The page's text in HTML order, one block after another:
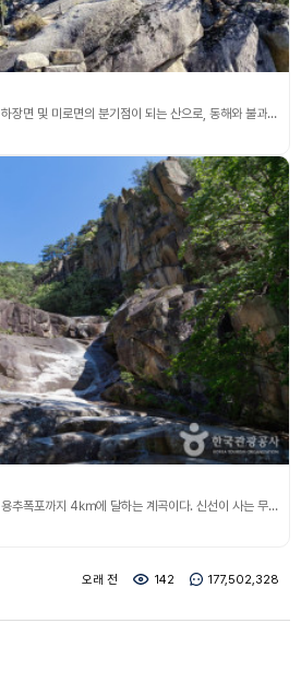
두타산은 동해시 삼화동과 삼척시 하장면 및 미로면의 분기점이 되는 산으로, 동해와 불과 30리 거리에 있어 많은 관광객들이 방문하는 명소이다. 산이름인 ‘두타’는 ‘속세의 번뇌를 버리고 불도 수행을 닦는다’는 뜻이다. 두타산성과 4㎞ 거리를 두고 청옥산과 함께 이어져있으며, 두 산을 연계하여 종주 산행이 가능하다. 두타산성은 동해시 서쪽 먼 곳에 우뚝 솟아 있으며, 과거 봄가을로 기우제를 지내기도 하였으며, 산세가 웅장하고 산림이 우거져 곳곳에 사찰과
두타산과 청옥산 아래 호암소에서 용추폭포까지 4㎞에 달하는 계곡이다. 신선이 사는 무릉도원처럼 아름답다는 의미에서 생긴 ‘무릉계곡’이라는 이름, 국민관광지로 지정된 이력이 계곡의 절경을 뒷받침한다. 계곡에는 무릉반석, 선녀탕, 용추폭포, 쌍폭포 등 볼거리가 다양하다. 무릉반석은 1,000여 명이 앉아도 될 만큼 거대한 암반이다. 암반 위에 새겨진 수많은 글씨는 계곡을 찾은 옛 시인 묵객들이 남기고 간 것이다. 조선 시대의 4대 명필로 꼽히는 양사언은 ‘
오래 전 142 177,502,328